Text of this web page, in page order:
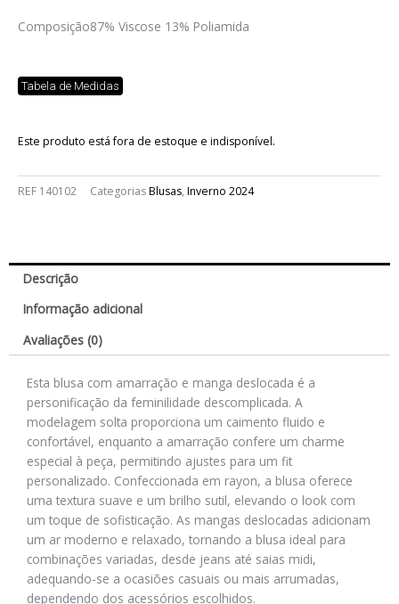
Composição87% Viscose 13% Poliamida
Tabela de Medidas
Este produto está fora de estoque e indisponível.
REF 140102 CategoriasBlusas, Inverno 2024
Descrição
Informação adicional
Avaliações (0)
Esta blusa com amarração e manga deslocada é a
personificação da feminilidade descomplicada. A
modelagem solta proporciona um caimento fluido e
confortável, enquanto a amarração confere um charme
especial à peça, permitindo ajustes para um fit
personalizado. Confeccionada em rayon, a blusa oferece
uma textura suave e um brilho sutil, elevando o look com
um toque de sofisticação. As mangas deslocadas adicionam
um ar moderno e relaxado, tornando a blusa ideal para
combinações variadas, desde jeans até saias midi,
adequando-se a ocasiões casuais ou mais arrumadas,
dependendo dos acessórios escolhidos.